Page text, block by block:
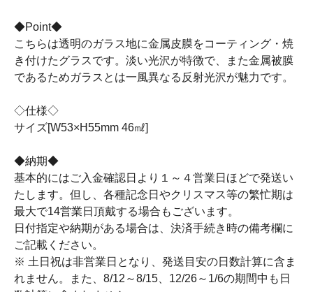
◆Point◆
こちらは透明のガラス地に金属皮膜をコーティング・焼
き付けたグラスです。淡い光沢が特徴で、また金属被膜
であるためガラスとは一風異なる反射光沢が魅力です。
◇仕様◇
サイズ[W53×H55mm 46㎖]
◆納期◆
基本的にはご入金確認日より１～４営業日ほどで発送い
たします。但し、各種記念日やクリスマス等の繁忙期は
最大で14営業日頂戴する場合もございます。
日付指定や納期がある場合は、決済手続き時の備考欄に
ご記載ください。
※ 土日祝は非営業日となり、発送目安の日数計算に含ま
れません。また、8/12～8/15、12/26～1/6の期間中も日